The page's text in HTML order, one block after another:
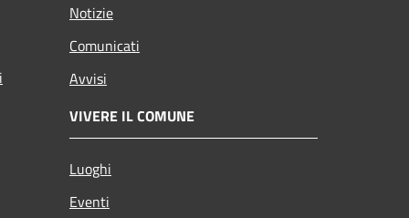
Notizie
Comunicati
Avvisi
VIVERE IL COMUNE
Luoghi
Eventi